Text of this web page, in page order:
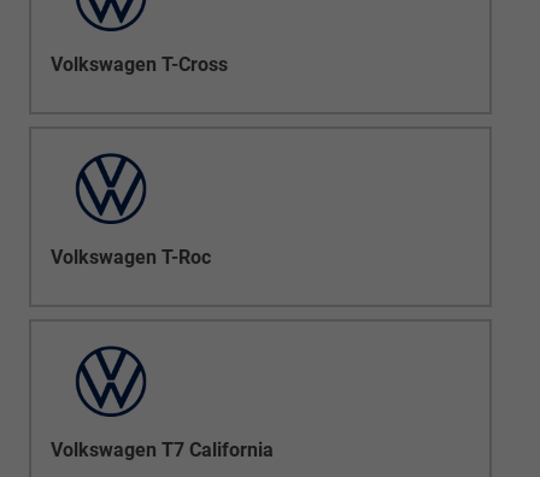
Volkswagen T-Cross
Volkswagen T-Roc
Volkswagen T7 California